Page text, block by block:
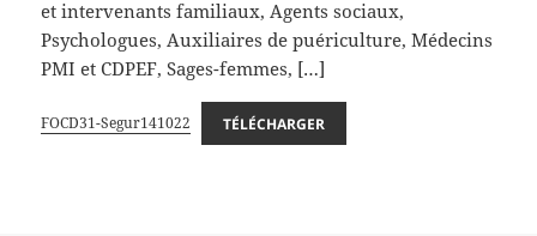
et intervenants familiaux, Agents sociaux,
Psychologues, Auxiliaires de puériculture, Médecins
PMI et CDPEF, Sages-femmes, […]
FOCD31-Segur141022 TÉLÉCHARGER